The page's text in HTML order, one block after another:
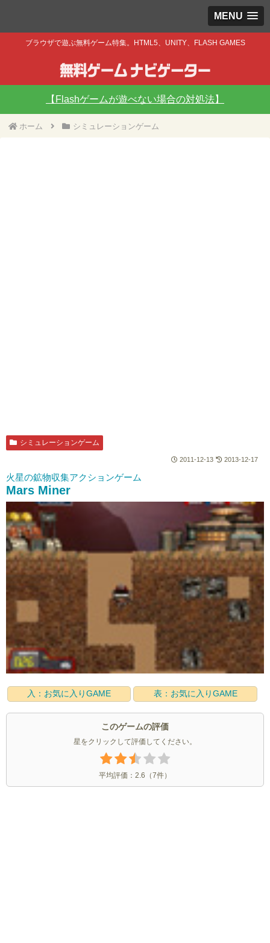
MENU
ブラウザで遊ぶ無料ゲーム特集。HTML5、UNITY、FLASH GAMES
【Flashゲームが遊べない場合の対処法】
ホーム シミュレーションゲーム
シミュレーションゲーム
2011-12-13 2013-12-17
火星の鉱物収集アクションゲーム
Mars Miner
入：お気に入りGAME 表：お気に入りGAME
このゲームの評価
星をクリックして評価してください。
平均評価： 2.6 （7件）